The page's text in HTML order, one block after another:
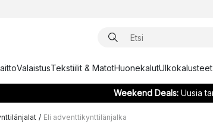
ValaistusTekstiilit & MatotHuonekalut
Weekend Deals:Uusia
/ Eli adventtikynttilänjalka